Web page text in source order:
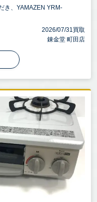
き、YAMAZEN YRM-
2026/07/31買取
錬金堂 町田店